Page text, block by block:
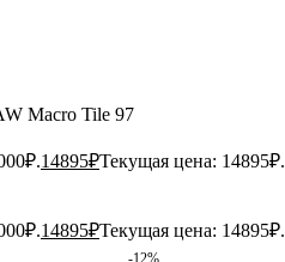
Macro Tile 97
14895₽Текущая цена: 14895₽.
14895₽Текущая цена: 14895₽.
-12%